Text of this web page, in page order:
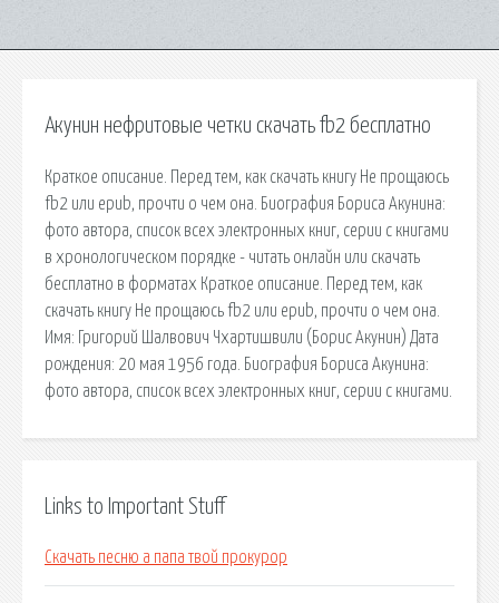
Акунин нефритовые четки скачать fb2 бесплатно
Краткое описание. Перед тем, как скачать книгу Не прощаюсь
fb2 или epub, прочти о чем она. Биография Бориса Акунина:
фото автора, список всех электронных книг, серии с книгами
в хронологическом порядке - читать онлайн или скачать
бесплатно в форматах Краткое описание. Перед тем, как
скачать книгу Не прощаюсь fb2 или epub, прочти о чем она.
Имя: Григорий Шалвович Чхартишвили (Борис Акунин) Дата
рождения: 20 мая 1956 года. Биография Бориса Акунина:
фото автора, список всех электронных книг, серии с книгами.
Links to Important Stuff
Скачать песню а папа твой прокурор